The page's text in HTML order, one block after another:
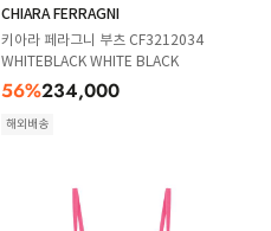
CHIARA FERRAGNI
키아라 페라그니 부츠 CF3212034
WHITEBLACK WHITE BLACK
56%234,000
해외배송